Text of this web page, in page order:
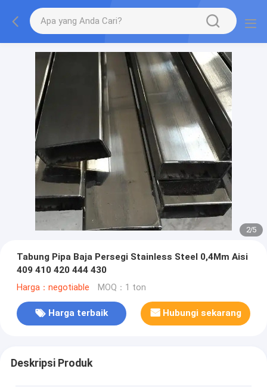
2/5
Tabung Pipa Baja Persegi Stainless Steel 0,4Mm Aisi
409 410 420 444 430
Harga：negotiable MOQ：1 ton
Harga terbaik Hubungi sekarang
Deskripsi Produk